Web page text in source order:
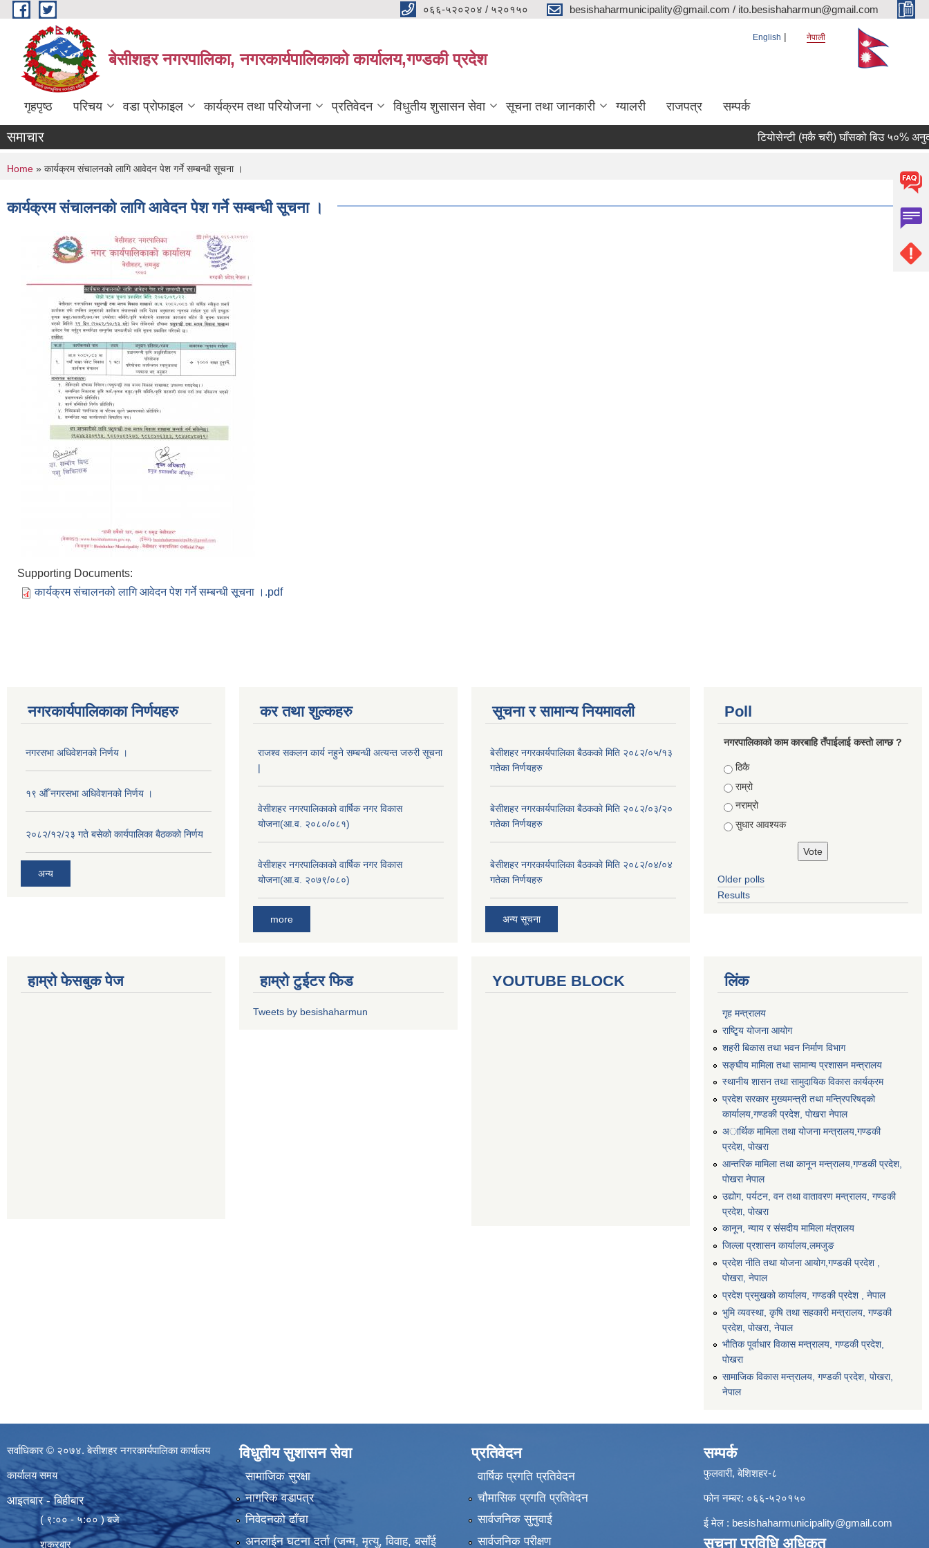
Skip to main content ०६६-५२०२०४ / ५२०१५० besishaharmunicipality@gmail.com / ito.besishaharmun@gmail.com
बेसीशहर नगरपालिका, नगरकार्यपालिकाको कार्यालय,गण्डकी प्रदेश
English नेपाली
गृहपृष्ठ परिचय वडा प्रोफाइल कार्यक्रम तथा परियोजना प्रतिवेदन विधुतीय शुसासन सेवा सूचना तथा जानकारी ग्यालरी राजपत्र सम्पर्क
समाचार टियोसेन्टी (मकै चरी) घाँसको बिउ ५०%
You are here
Home » कार्यक्रम संचालनको लागि आवेदन पेश गर्ने सम्बन्धी सूचना ।
कार्यक्रम संचालनको लागि आवेदन पेश गर्ने सम्बन्धी सूचना ।
Supporting Documents:
कार्यक्रम संचालनको लागि आवेदन पेश गर्ने सम्बन्धी सूचना ।.pdf
नगरकार्यपालिकाका निर्णयहरु
नगरसभा अधिवेशनको निर्णय ।
१९ औँ नगरसभा अधिवेशनको निर्णय ।
२०८२/१२/२३ गते बसेको कार्यपालिका बैठकको निर्णय
अन्य
कर तथा शुल्कहरु
राजश्व सकलन कार्य नहुने सम्बन्धी अत्यन्त जरुरी सूचना
|
वेसीशहर नगरपालिकाको वार्षिक नगर विकास
योजना(आ.व. २०८०/०८१)
वेसीशहर नगरपालिकाको वार्षिक नगर विकास
योजना(आ.व. २०७९/०८०)
more
सूचना र सामान्य नियमावली
बे‍‍सीशहर नगरकार्यपालिका बैठककाे मिति २०८२/०५/१३
गतेका निर्णयहरु
बे‍‍सीशहर नगरकार्यपालिका बैठककाे मिति २०८२/०३/२०
गतेका निर्णयहरु
बे‍‍सीशहर नगरकार्यपालिका बैठककाे मिति २०८२/०४/०४
गतेका निर्णयहरु
अन्य सूचना
Poll
नगरपालिकाको काम कारबाहि तँपाईलाई कस्तो लाग्छ ?
Choices
ठिकै
राम्रो
नराम्रो
सुधार आवश्यक
Older polls
Results
हाम्रो फेसबुक पेज हाम्रो टुईटर फिड
Tweets by besishaharmun
YOUTUBE BLOCK लिंक
गृह मन्त्रालय
राष्टि्ृय योजना आयोग
शहरी बिकास तथा भवन निर्माण विभाग
सङ्घीय मामिला तथा सामान्य प्रशासन मन्त्रालय
स्थानीय शासन तथा सामुदायिक विकास कार्यक्रम
प्रदेश सरकार मुख्यमन्त्री तथा मन्त्रिपरिषद्को
कार्यालय,गण्डकी प्रदेश, पाेखरा नेपाल
अार्थिक मामिला तथा योजना मन्त्रालय,गण्डकी
प्रदेश, पोखरा
आन्तरिक मामिला तथा कानून मन्त्रालय,गण्डकी प्रदेश,
पाेखरा नेपाल
उद्योग, पर्यटन, वन तथा वातावरण मन्त्रालय, गण्डकी
प्रदेश, पोखरा
कानून, न्याय र संसदीय मामिला मंत्रालय
जिल्ला प्रशासन कार्यालय,लमजुङ
प्रदेश नीति तथा योजना आयोग,गण्डकी प्रदेश ,
पोखरा, नेपाल
प्रदेश प्रमुखको कार्यालय, गण्डकी प्रदेश , नेपाल
भुमि व्यवस्था, कृषि तथा सहकारी मन्त्रालय, गण्डकी
प्रदेश, पोखरा, नेपाल
भौतिक पूर्वाधार विकास मन्त्रालय, गण्डकी प्रदेश,
पाेखरा
सामाजिक विकास मन्त्रालय, गण्डकी प्रदेश, पोखरा,
नेपाल
सर्वाधिकार © २०७४. बेसीशहर नगरकार्यपालिका कार्यालय
कार्यालय समय
आइतबार - बिहीबार
( ९:०० - ५:०० ) बजे
शुक्रबार
विधुतीय सुशासन सेवा
सामाजिक सुरक्षा
नागरिक वडापत्र
निवेदनको ढाँचा
अनलाईन घटना दर्ता (जन्म, मृत्यु, विवाह, बसाँई
प्रतिवेदन
वार्षिक प्रगति प्रतिवेदन
चौमासिक प्रगति प्रतिवेदन
सार्वजनिक सुनुवाई
सार्वजनिक परीक्षण
सम्पर्क
फुलवारी, बेशिशहर-८
फोन नम्बर: ०६६-५२०१५०
ई मेल : besishaharmunicipality@gmail.com
सूचना प्रविधि अधिकृत